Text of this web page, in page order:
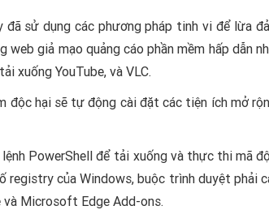
sử dụng các phương pháp tinh vi để lừa
giả mạo quảng cáo phần mềm hấp dẫn
xuống YouTube, và VLC.
độc hại sẽ tự động cài đặt các tiện ích mở
PowerShell để tải xuống và thực thi mã
của Windows, buộc trình duyệt phải
Microsoft Edge Add-ons.